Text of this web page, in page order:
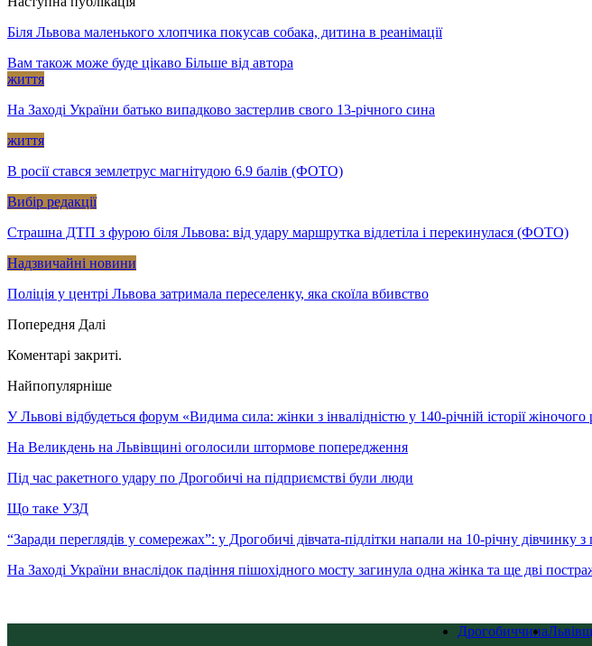
Біля Львова маленького хлопчика покусав собака, дитина в реанімації
Вам також може буде цікаво Більше від автора
життя
На Заході України батько випадково застерлив свого 13-річного сина
життя
В росії стався землетрус магнітудою 6.9 балів (ФОТО)
Вибір редакції
Страшна ДТП з фурою біля Львова: від удару маршрутка відлетіла і перекинулася (ФОТО)
Надзвичайні новини
Поліція у центрі Львова затримала переселенку, яка скоїла вбивство
Попередня Далі
Коментарі закриті.
Найпопулярніше
У Львові відбудеться форум «Видима сила: жінки з інвалідністю у 140-річній історії жіночого
На Великдень на Львівщині оголосили штормове попередження
Під час ракетного удару по Дрогобичі на підприємстві були люди
Що таке УЗД
“Заради переглядів у сомережах”: у Дрогобичі дівчата-підлітки напали на 10-річну дівчинку
На Заході України внаслідок падіння пішохідного мосту загинула одна жінка та ще дві
Дрогобиччина